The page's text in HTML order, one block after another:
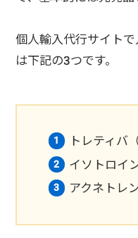
個人輸入代行サイト
は下記の3つです。
トレティバ
イソトロイ
アクネトレ